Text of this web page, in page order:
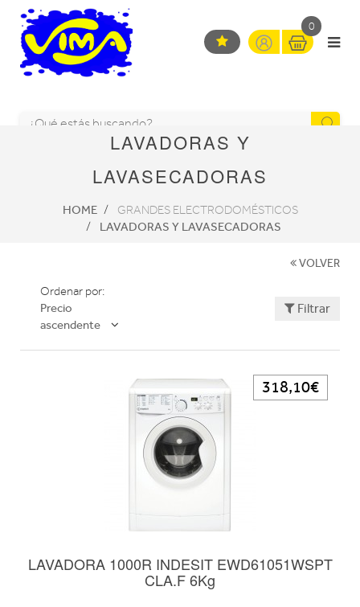
0
LAVADORAS Y
LAVASECADORAS
HOME GRANDES ELECTRODOMÉSTICOS
LAVADORAS Y LAVASECADORAS
VOLVER
Ordenar por:
Precio
ascendente
Filtrar
LAVADORA 1000R INDESIT EWD61051WSPT
CLA.F 6Kg
318,10€